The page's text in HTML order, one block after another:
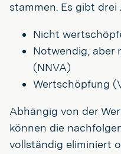
stammen. Es gibt drei
Nicht
Notwendig, aber
(NNVA)
Wertschöpfung
Abhängig von der
können die
vollständig eliminiert